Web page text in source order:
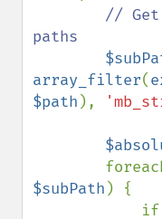
// Get
paths
array_filter(
$path ),
$subPath ) {